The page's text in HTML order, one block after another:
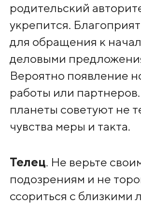
родительский
укрепится.
для обращения к
деловыми
Вероятно появление
работы или
планеты советуют не
чувства меры и такта.
Телец. Не верьте
подозрениям и не
ссориться с близкими